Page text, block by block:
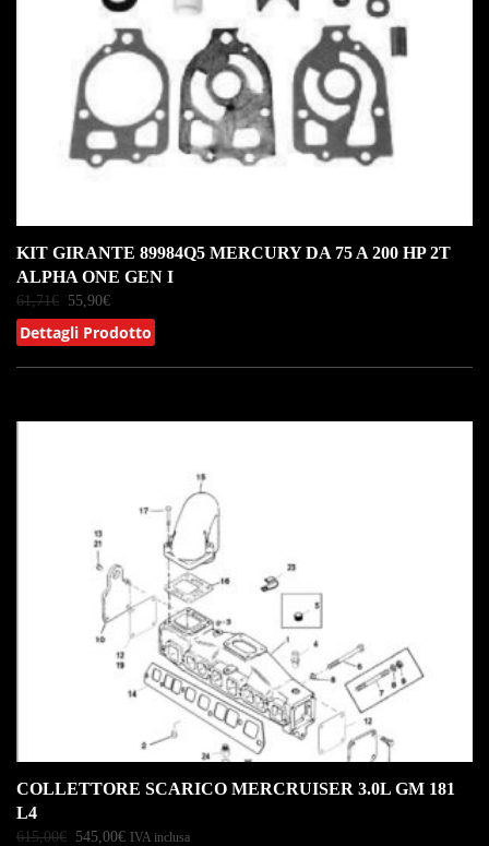
KIT GIRANTE 89984Q5 MERCURY DA 75 A 200 HP 2T
ALPHA ONE GEN I
61,71€ 55,90€
Dettagli Prodotto
COLLETTORE SCARICO MERCRUISER 3.0L GM 181
L4
615,00€ 545,00€ IVA inclusa